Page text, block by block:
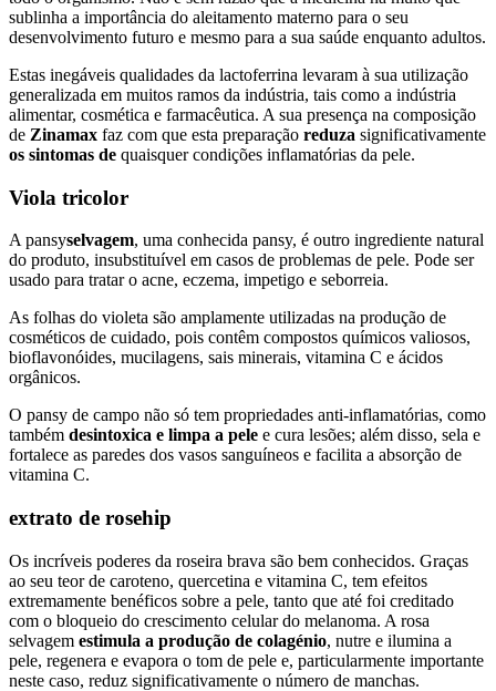
sublinha a importância do aleitamento materno para o seu
desenvolvimento futuro e mesmo para a sua saúde enquanto adultos.
Estas inegáveis qualidades da lactoferrina levaram à sua utilização
generalizada em muitos ramos da indústria, tais como a indústria
alimentar, cosmética e farmacêutica. A sua presença na composição
de Zinamax faz com que esta preparação reduza significativamente
os sintomas de quaisquer condições inflamatórias da pele.
Viola tricolor
A pansyselvagem, uma conhecida pansy, é outro ingrediente natural
do produto, insubstituível em casos de problemas de pele. Pode ser
usado para tratar o acne, eczema, impetigo e seborreia.
As folhas do violeta são amplamente utilizadas na produção de
cosméticos de cuidado, pois contêm compostos químicos valiosos,
bioflavonóides, mucilagens, sais minerais, vitamina C e ácidos
orgânicos.
O pansy de campo não só tem propriedades anti-inflamatórias, como
também desintoxica e limpa a pele e cura lesões; além disso, sela e
fortalece as paredes dos vasos sanguíneos e facilita a absorção de
vitamina C.
extrato de rosehip
Os incríveis poderes da roseira brava são bem conhecidos. Graças
ao seu teor de caroteno, quercetina e vitamina C, tem efeitos
extremamente benéficos sobre a pele, tanto que até foi creditado
com o bloqueio do crescimento celular do melanoma. A rosa
selvagem estimula a produção de colagénio, nutre e ilumina a
pele, regenera e evapora o tom de pele e, particularmente importante
neste caso, reduz significativamente o número de manchas.